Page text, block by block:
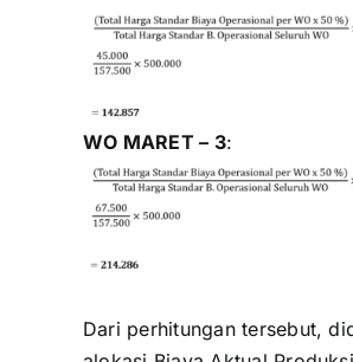
WO MARET – 3:
Dari perhitungan tersebut,